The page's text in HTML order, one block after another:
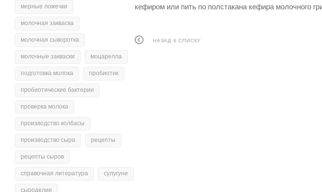
кефиром или пить по полстакана кефира молочного
НАЗАД К СПИСКУ
мерные ложечки
молочная закваска
молочная сыворотка
молочные закваски моцарелла
подготовка молока пробиотик
пробиотические бактерии
проверка молока
производство колбасы
производство сыра рецепты
рецепты сыров
справочная литература сулугуни
сыроделие